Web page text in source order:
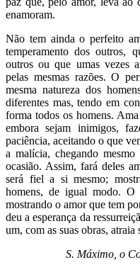
enamoram.
Não tem ainda o perfeito
temperamento dos outros,
outros ou que umas vezes
pelas mesmas razões. O
mesma natureza dos
diferentes mas, tendo em
forma todos os homens.
embora sejam inimigos,
paciência, aceitando o que
a malícia, chegando
ocasião. Assim, fará deles
será fiel a si mesmo;
homens, de igual modo. O
mostrando o amor que tem
deu a esperança da
um, com as suas obras,
S. Máximo, o